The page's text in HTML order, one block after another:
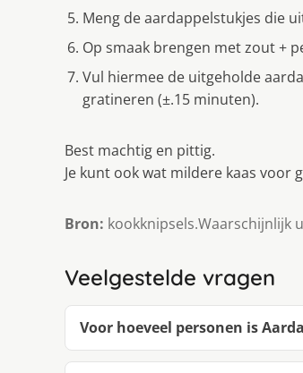
Meng de aardappelstukjes die
Op smaak brengen met zout +
Vul hiermee de uitgeholde
gratineren (±.15 minuten).
Best machtig en pittig.
Je kunt ook wat mildere kaas
Bron: kookknipsels.Waarschijnlijk
Veelgestelde vragen
Voor hoeveel personen is